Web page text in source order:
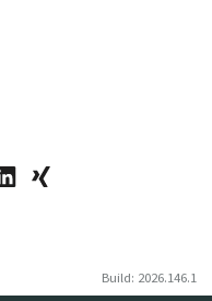
Build: 2026.146.1